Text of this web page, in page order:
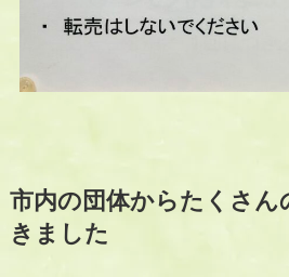
市内の団体からたくさん
きました